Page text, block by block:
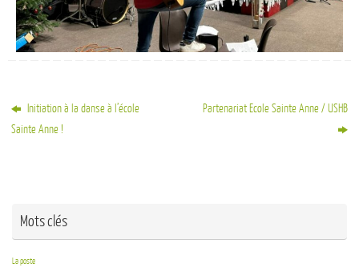
Initiation à la danse à l’école
Sainte Anne !
Partenariat Ecole Sainte Anne / USHB
Mots clés
La poste